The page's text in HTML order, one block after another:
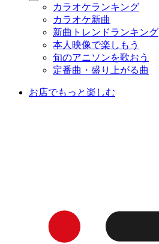
カラオケランキング
カラオケ新曲
新曲トレンドランキング
本人映像で楽しもう
旬のアニソンを歌おう
定番曲・盛り上がる曲
お店でもっと楽しむ